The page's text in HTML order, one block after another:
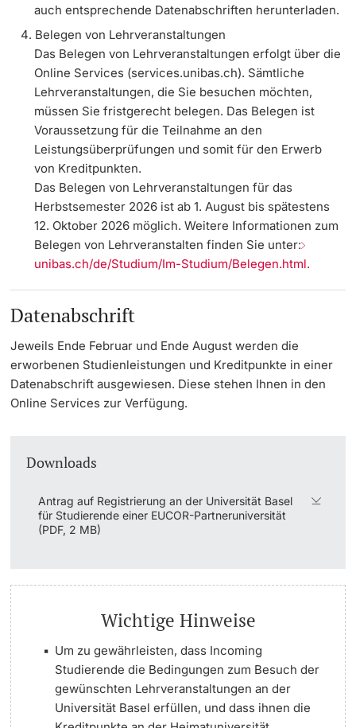
Beratungswegweiser
Langes Studium
Lernen & Lehren
KI in Studium und Lehre
Digitales Lernen
Sprachenzentrum
Universitätsbibliothek Basel
Lernbörse
auch entsprechende Datenabschriften herunterladen.
Belegen von Lehrveranstaltungen
Das Belegen von Lehrveranstaltungen erfolgt über die
Online Services (services.unibas.ch). Sämtliche
Lehrveranstaltungen, die Sie besuchen möchten,
müssen Sie fristgerecht belegen. Das Belegen ist
Voraussetzung für die Teilnahme an den
Leistungsüberprüfungen und somit für den Erwerb
von Kreditpunkten.
Das Belegen von Lehrveranstaltungen für das
Herbstsemester 2026 ist ab 1. August bis spätestens
12. Oktober 2026 möglich. Weitere Informationen zum
Belegen von Lehrveranstalten finden Sie unter:
unibas.ch/de/Studium/Im-Studium/Belegen.html.
Datenabschrift
Jeweils Ende Februar und Ende August werden die
erworbenen Studienleistungen und Kreditpunkte in einer
Datenabschrift ausgewiesen. Diese stehen Ihnen in den
Online Services zur Verfügung.
Downloads
Antrag auf Registrierung an der Universität Basel
für Studierende einer EUCOR-Partneruniversität
(PDF, 2 MB)
Wichtige Hinweise
Um zu gewährleisten, dass Incoming
Studierende die Bedingungen zum Besuch der
gewünschten Lehrveranstaltungen an der
Universität Basel erfüllen, und dass ihnen die